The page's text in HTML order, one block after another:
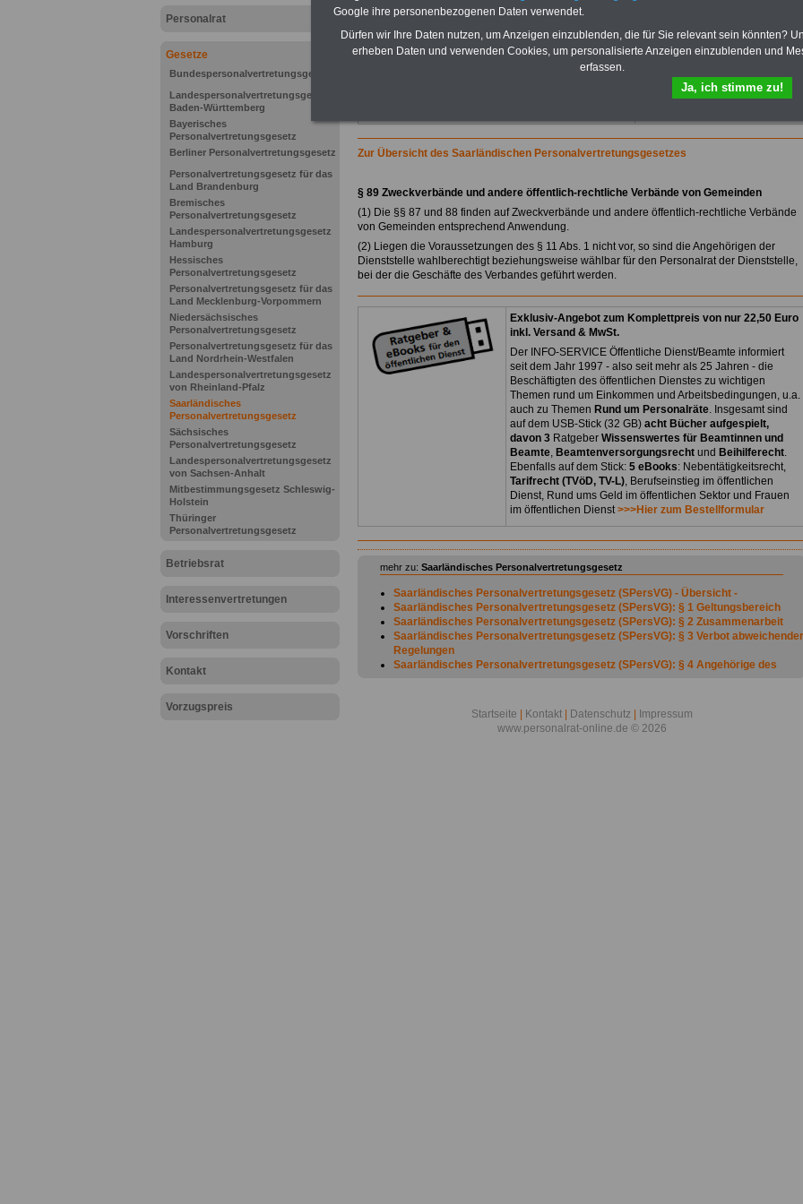
Personalrat
Gesetze
Bundespersonalvertretungsgesetz
Landespersonalvertretungsgesetz
Baden-Württemberg
Bayerisches
Personalvertretungsgesetz
Berliner Personalvertretungsgesetz
Personalvertretungsgesetz für das
Land Brandenburg
Bremisches
Personalvertretungsgesetz
Landespersonalvertretungsgesetz
Hamburg
Hessisches
Personalvertretungsgesetz
Personalvertretungsgesetz für das
Land Mecklenburg-Vorpommern
Niedersächsisches
Personalvertretungsgesetz
Personalvertretungsgesetz für das
Land Nordrhein-Westfalen
Landespersonalvertretungsgesetz
von Rheinland-Pfalz
Saarländisches
Personalvertretungsgesetz
Sächsisches
Personalvertretungsgesetz
Landespersonalvertretungsgesetz
von Sachsen-Anhalt
Mitbestimmungsgesetz Schleswig-
Holstein
Thüringer
Personalvertretungsgesetz
Betriebsrat
Interessenvertretungen
Vorschriften
Kontakt
Vorzugspreis
Bezüge für Studierende von
Bund, Länder und Kommunen.
eBooks Tarifrecht
Zur Übersicht des Saarländischen Personalvertretungsgesetzes
§ 89 Zweckverbände und andere öffentlich-rechtliche Verbände von Gemeinden
(1) Die §§ 87 und 88 finden auf Zweckverbände und andere öffentlich-rechtliche Verbände
von Gemeinden entsprechend Anwendung.
(2) Liegen die Voraussetzungen des § 11 Abs. 1 nicht vor, so sind die Angehörigen der
Dienststelle wahlberechtigt beziehungsweise wählbar für den Personalrat der Dienststelle,
bei der die Geschäfte des Verbandes geführt werden.
Exklusiv-Angebot zum Komplettpreis von nur 22,50 Euro
inkl. Versand & MwSt.
Der INFO-SERVICE Öffentliche Dienst/Beamte informiert
seit dem Jahr 1997 - also seit mehr als 25 Jahren - die
Beschäftigten des öffentlichen Dienstes zu wichtigen
Themen rund um Einkommen und Arbeitsbedingungen, u.a.
auch zu Themen Rund um Personalräte. Insgesamt sind
auf dem USB-Stick (32 GB) acht Bücher aufgespielt,
davon 3 Ratgeber Wissenswertes für Beamtinnen und
Beamte, Beamtenversorgungsrecht und Beihilferecht.
Ebenfalls auf dem Stick: 5 eBooks: Nebentätigkeitsrecht,
Tarifrecht (TVöD, TV-L), Berufseinstieg im öffentlichen
Dienst, Rund ums Geld im öffentlichen Sektor und Frauen
im öffentlichen Dienst>>>Hier zum Bestellformular
mehr zu: Saarländisches Personalvertretungsgesetz
Saarländisches Personalvertretungsgesetz (SPersVG) - Übersicht -
Saarländisches Personalvertretungsgesetz (SPersVG): § 1 Geltungsbereich
Saarländisches Personalvertretungsgesetz (SPersVG): § 2 Zusammenarbeit
Saarländisches Personalvertretungsgesetz (SPersVG): § 3 Verbot abweichender
Regelungen
Saarländisches Personalvertretungsgesetz (SPersVG): § 4 Angehörige des
Saarländisches Personalvertretungsgesetz (SPersVG): § 6 Dienststellen
Saarländisches Personalvertretungsgesetz (SPersVG): § 7 Leiter der
Startseite Kontakt Datenschutz
Impressum
www.personalrat-online.de © 2026
Google ihre personenbezogenen Daten verwendet.
Dürfen wir Ihre Daten nutzen, um Anzeigen einzublenden, die für Sie relevant sein könnten?
erheben Daten und verwenden Cookies, um personalisierte Anzeigen einzublenden und
erfassen.
Ja, ich stimme zu!